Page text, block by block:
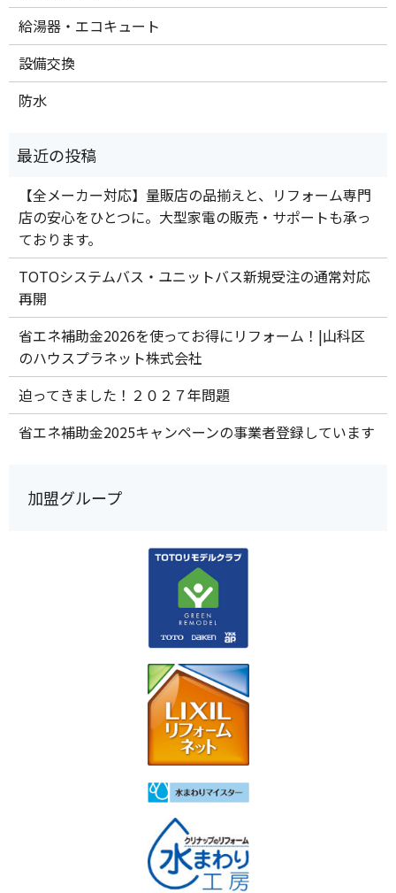
給湯器・エコキュート
設備交換
防水
【全メーカー対応】量販店の品揃えと、リフォーム専門
店の安心をひとつに。大型家電の販売・サポートも承っ
ております。
TOTOシステムバス・ユニットバス新規受注の通常対応
再開
省エネ補助金2026を使ってお得にリフォーム！|山科区
のハウスプラネット株式会社
迫ってきました！２０２７年問題
省エネ補助金2025キャンペーンの事業者登録しています
加盟グループ